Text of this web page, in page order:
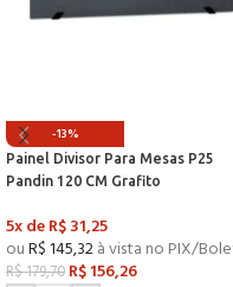
-13%
Painel Divisor Para Mesas P25
Pandin 120 CM Grafito
5x deR$31,25
ouR$145,32à vista no PIX/
R$179,70 R$156,26